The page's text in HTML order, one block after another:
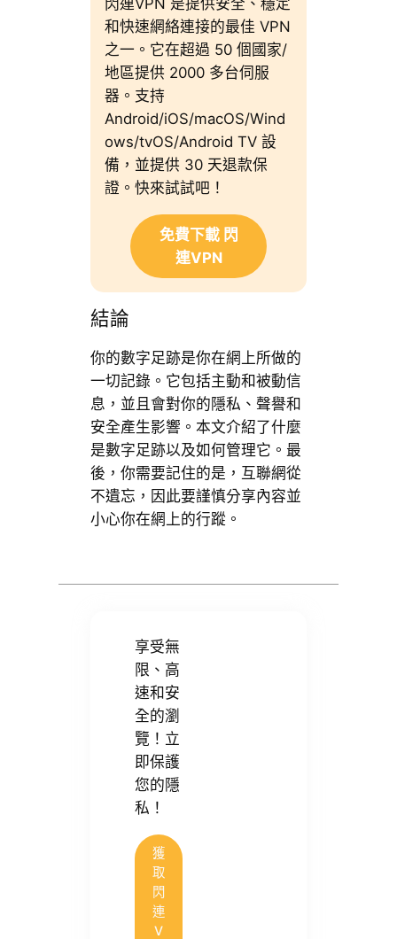
閃連VPN 是提供安全、穩定
和快速網絡連接的最佳 VPN
之一。它在超過 50 個國家/
地區提供 2000 多台伺服
器。支持
Android/iOS/macOS/Wind
ows/tvOS/Android TV 設
備，並提供 30 天退款保
證。快來試試吧！
免費下載 閃
連VPN
結論
你的數字足跡是你在網上所做的
一切記錄。它包括主動和被動信
息，並且會對你的隱私、聲譽和
安全產生影響。本文介紹了什麼
是數字足跡以及如何管理它。最
後，你需要記住的是，互聯網從
不遺忘，因此要謹慎分享內容並
小心你在網上的行蹤。
享受無
限、高
速和安
全的瀏
覽！立
即保護
您的隱
私！
獲
取
閃
連
V